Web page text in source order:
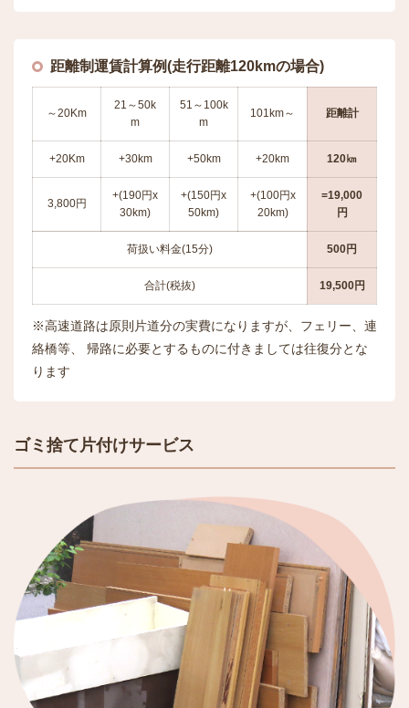
距離制運賃計算例(走行距離120kmの場合)
～20Km
21～50k
m
51～100k
m
101km～ 距離計
+20Km +30km +50km +20km 120㎞
3,800円
+(190円x
30km)
+(150円x
50km)
+(100円x
20km)
=19,000
円
荷扱い料金(15分) 500円
合計(税抜) 19,500円
※高速道路は原則片道分の実費になりますが、フェリー、連
絡橋等、 帰路に必要とするものに付きましては往復分とな
ります
ゴミ捨て片付けサービス